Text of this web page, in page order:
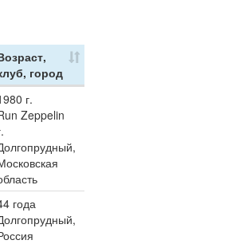
город
г.
Zeppelin
года